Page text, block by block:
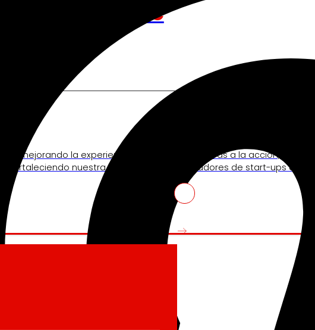
nos mueve
mejorando la experiencia de
y fortaleciendo nuestra
De las ideas a la acción,
innovadores de start-ups que